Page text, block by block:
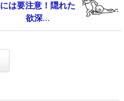
には要注意！隠れた
欲深...